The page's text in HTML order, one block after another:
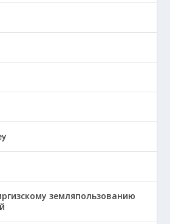
земляпользованию